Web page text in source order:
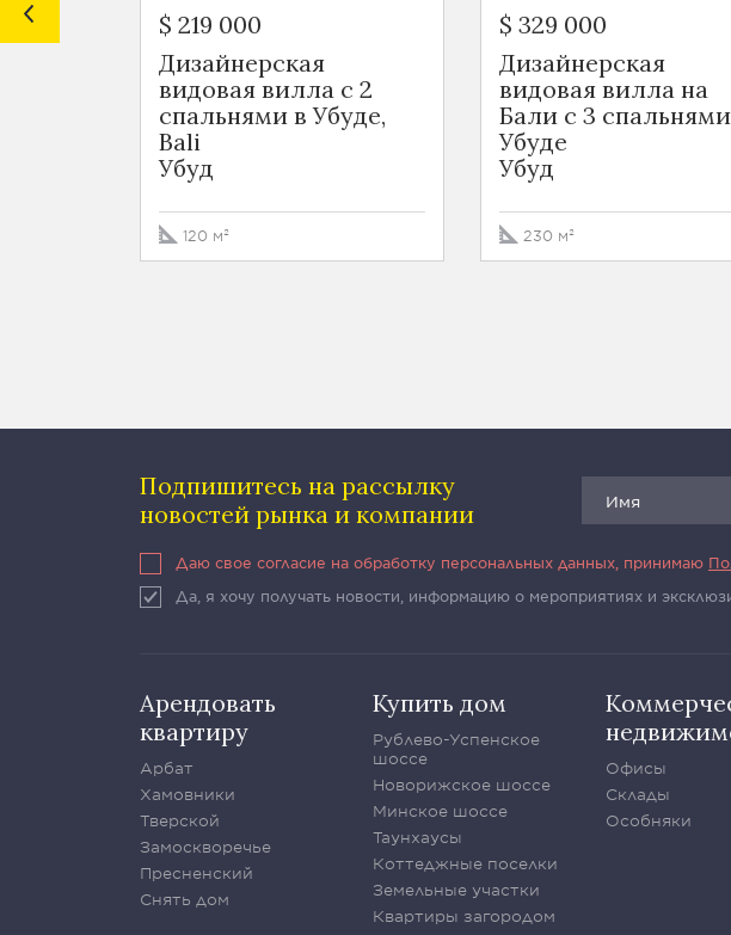
$ 219 000
Дизайнерская
видовая вилла с 2
спальнями в Убуде,
Bali
Убуд
120 м²
$ 329 000
Дизайнерская
видовая вилла на
Бали с 3
Убуде
Убуд
230 м²
Подпишитесь на рассылку
новостей рынка и компании
Даю свое согласие на обработку персональных данных, принимаю
Да, я хочу получать новости, информацию о мероприятиях и
Арендовать
квартиру
Арбат
Хамовники
Тверской
Замоскворечье
Пресненский
Снять дом
Купить дом
Рублево-Успенское
шоссе
Новорижское шоссе
Минское шоссе
Таунхаусы
Коттеджные поселки
Земельные участки
Квартиры загородом
Офисы
Склады
Особняки